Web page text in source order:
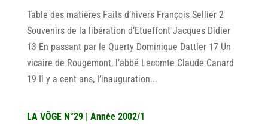
Table des matières Faits d’hivers François Sellier 2
Souvenirs de la libération d’Etueffont Jacques Didier
13 En passant par le Querty Dominique Dattler 17 Un
vicaire de Rougemont, l’abbé Lecomte Claude Canard
19 Il y a cent ans, I’inauguration...
LA VÔGE N°29 | Année 2002/1